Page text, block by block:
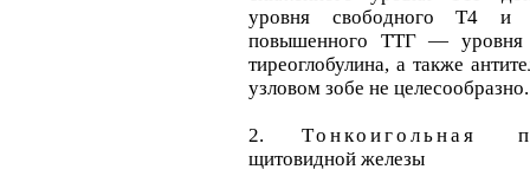
уровня свободного Т4 и
повышенного ТТГ — уровня
тиреоглобулина, а также
узловом зобе не целесообразно.
2. Тонкоигольная
щитовидной железы